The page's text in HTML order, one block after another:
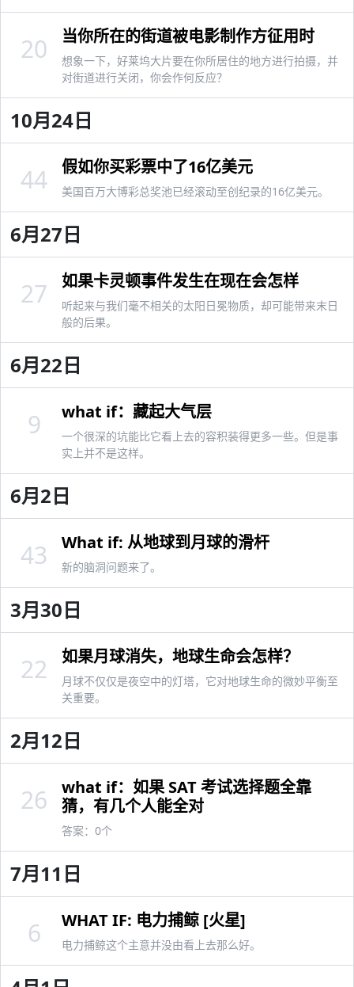
当你所在的街道被电影制作方征用时
想象一下，好莱坞大片要在你所居住的地方进行拍摄，并
对街道进行关闭，你会作何反应？
20
10月24日
假如你买彩票中了16亿美元
美国百万大博彩总奖池已经滚动至创纪录的16亿美元。
44
6月27日
如果卡灵顿事件发生在现在会怎样
听起来与我们毫不相关的太阳日冕物质，却可能带来末日
般的后果。
27
6月22日
what if：藏起大气层
一个很深的坑能比它看上去的容积装得更多一些。但是事
实上并不是这样。
9
6月2日
What if: 从地球到月球的滑杆
新的脑洞问题来了。
43
3月30日
如果月球消失，地球生命会怎样？
月球不仅仅是夜空中的灯塔，它对地球生命的微妙平衡至
关重要。
22
2月12日
what if：如果 SAT 考试选择题全靠
猜，有几个人能全对
答案：0个
26
7月11日
WHAT IF: 电力捕鲸 [火星]
电力捕鲸这个主意并没由看上去那么好。
6